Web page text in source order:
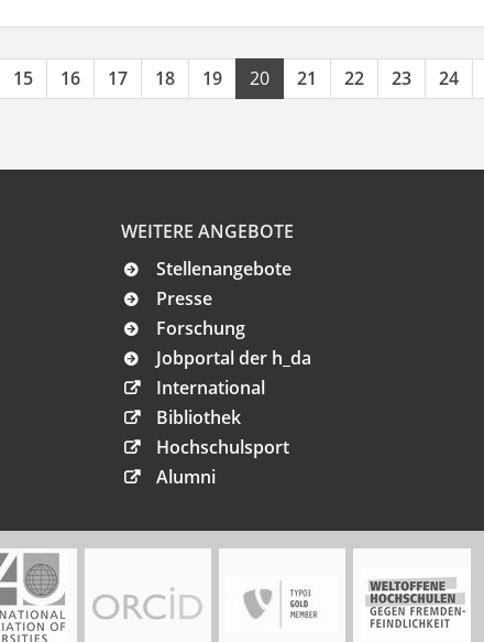
15 16 17 18 19 20 21 22 23 24
WEITERE ANGEBOTE
Stellenangebote
Presse
Forschung
Jobportal der h_da
International
Bibliothek
Hochschulsport
Alumni